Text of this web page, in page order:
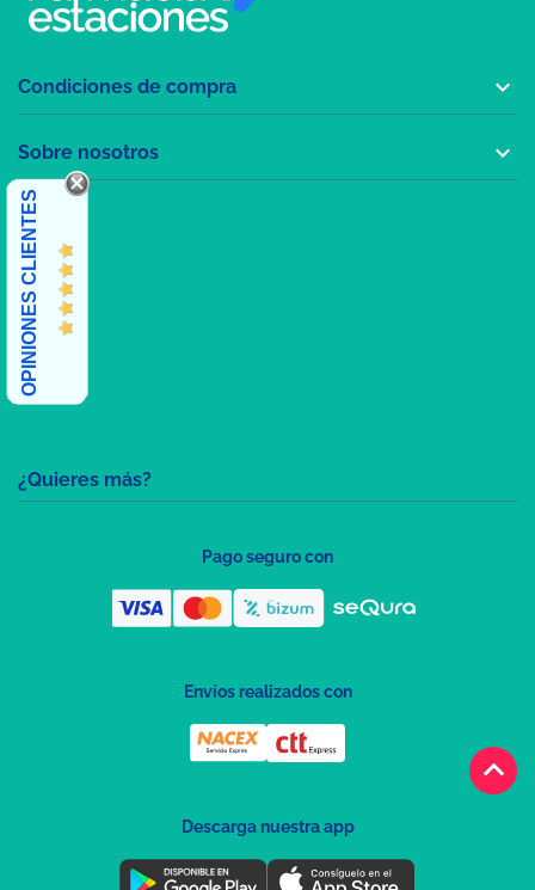
keyboard_arrow_up
¿Quieres más?
Condiciones de compra 
Sobre nosotros 
OPINIONES CLIENTES
Pago seguro con
Envíos realizados con
Descarga nuestra app